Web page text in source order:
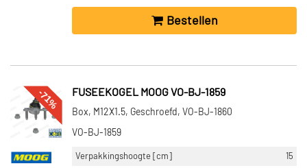
Bestellen
-71% FUSEEKOGEL MOOG VO-BJ-1859
Box, M12X1.5, Geschroefd, VO-BJ-1860
VO-BJ-1859
Verpakkingshoogte [cm]
15